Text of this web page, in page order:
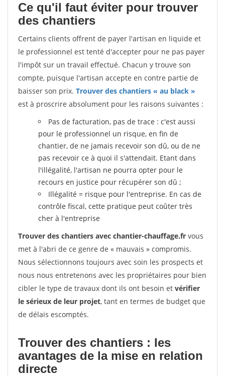
Ce qu'il faut éviter pour trouver
des chantiers
Certains clients offrent de payer l'artisan en liquide et
le professionnel est tenté d'accepter pour ne pas payer
l'impôt sur un travail effectué. Chacun y trouve son
compte, puisque l'artisan accepte en contre partie de
baisser son prix. Trouver des chantiers « au black »
est à proscrire absolument pour les raisons suivantes :
Pas de facturation, pas de trace : c'est aussi
pour le professionnel un risque, en fin de
chantier, de ne jamais recevoir son dû, ou de ne
pas recevoir ce à quoi il s'attendait. Etant dans
l'illégalité, l'artisan ne pourra opter pour le
recours en justice pour récupérer son dû ;
Illégalité = risque pour l'entreprise. En cas de
contrôle fiscal, cette pratique peut coûter très
cher à l'entreprise
Trouver des chantiers avec chantier-chauffage.fr vous
met à l'abri de ce genre de « mauvais » compromis.
Nous sélectionnons toujours avec soin les prospects et
nous nous entretenons avec les propriétaires pour bien
cibler le type de travaux dont ils ont besoin et vérifier
le sérieux de leur projet, tant en termes de budget que
de délais escomptés.
Trouver des chantiers : les
avantages de la mise en relation
directe